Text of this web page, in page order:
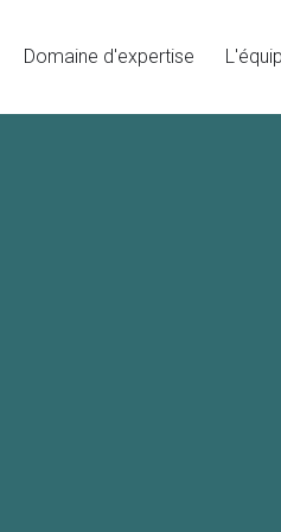
Domaine d'expertise